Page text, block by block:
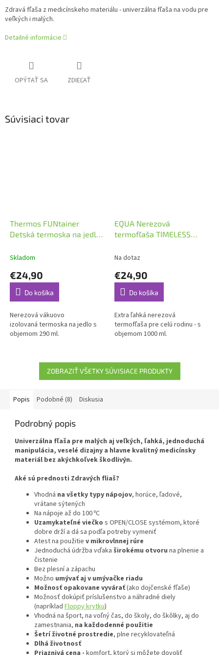
Zdravá fľaša z medicínskeho materiálu - univerzálna fľaša na vodu pre
veľkých i malých.
Detailné informácie
OPÝTAŤ SA ZDIEĽAŤ
Súvisiaci tovar
Thermos FUNtainer
Detská termoska na jedlo
Skladom
€24,90
Do košíka
Nerezová vákuovo
izolovaná termoska na jedlo s
objemom 290 ml.
EQUA Nerezová
termofľaša TIMELESS
Na dotaz
€24,90
Do košíka
Extra ľahká nerezová
termofľaša pre celú rodinu - s
objemom 1000 ml.
ZOBRAZIŤ VŠETKY SÚVISIACE PRODUKTY
Popis Podobné (8) Diskusia
Podrobný popis
Univerzálna fľaša pre malých aj veľkých, ľahká, jednoduchá
manipulácia, veselé dizajny a hlavne kvalitný medicínsky
materiál bez akýchkoľvek škodlivýn.
Aké sú prednosti Zdravých fliaš?
Vhodná na všetky typy nápojov, horúce, ľadové,
vrátane sýtených
Na nápoje až do 100 ºC
Uzamykateľné viečko s OPEN/CLOSE systémom, ktoré
dobre drží a dá sa podľa potreby vymeniť
Atest na použitie v mikrovlnnej rúre
Jednoduchá údržba vďaka širokému otvoru na plnenie a
čistenie
Bez plesní a zápachu
Možno umývať aj v umývačke riadu
Možnosť opakovane vyvárať(ako dojčenské fľaše)
Možnosť dokúpiť príslušenstvo a náhradné diely
(napríklad Floppy krytku)
Vhodná na šport, na voľný čas, do školy, do škôlky, aj do
zamestnania, na každodenné použitie
Šetrí životné prostredie, plne recyklovateľná
Dlhá životnosť
Priaznivá cena - komfort, ktorý si môžete dovoliť